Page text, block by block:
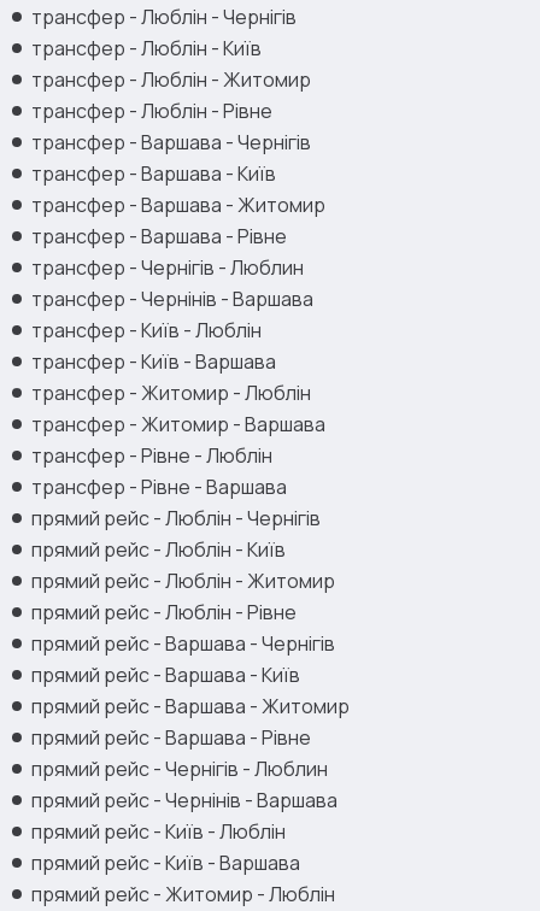
трансфер - Люблін - Чернігів
трансфер - Люблін - Київ
трансфер - Люблін - Житомир
трансфер - Люблін - Рівне
трансфер - Варшава - Чернігів
трансфер - Варшава - Київ
трансфер - Варшава - Житомир
трансфер - Варшава - Рівне
трансфер - Чернігів - Люблин
трансфер - Чернінів - Варшава
трансфер - Київ - Люблін
трансфер - Київ - Варшава
трансфер - Житомир - Люблін
трансфер - Житомир - Варшава
трансфер - Рівне - Люблін
трансфер - Рівне - Варшава
прямий рейс - Люблін - Чернігів
прямий рейс - Люблін - Київ
прямий рейс - Люблін - Житомир
прямий рейс - Люблін - Рівне
прямий рейс - Варшава - Чернігів
прямий рейс - Варшава - Київ
прямий рейс - Варшава - Житомир
прямий рейс - Варшава - Рівне
прямий рейс - Чернігів - Люблин
прямий рейс - Чернінів - Варшава
прямий рейс - Київ - Люблін
прямий рейс - Київ - Варшава
прямий рейс - Житомир - Люблін